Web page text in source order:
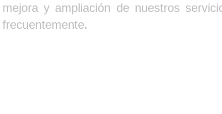
mejora y ampliación de nuestros
frecuentemente.